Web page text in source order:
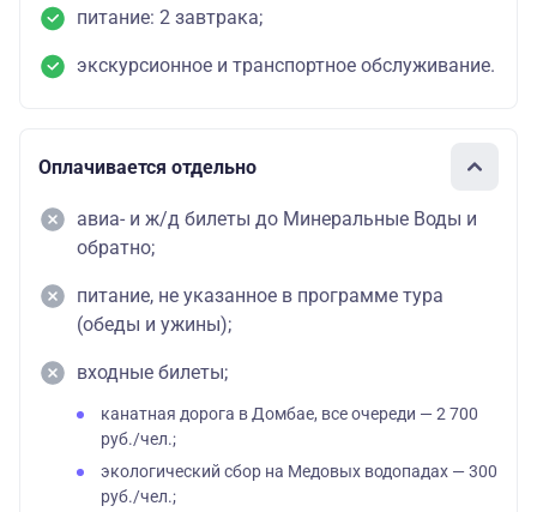
питание: 2 завтрака;
экскурсионное и транспортное обслуживание.
Оплачивается отдельно
авиа- и ж/д билеты до Минеральные Воды и
обратно;
питание, не указанное в программе тура
(обеды и ужины);
входные билеты;
канатная дорога в Домбае, все очереди — 2 700
руб./чел.;
экологический сбор на Медовых водопадах — 300
руб./чел.;